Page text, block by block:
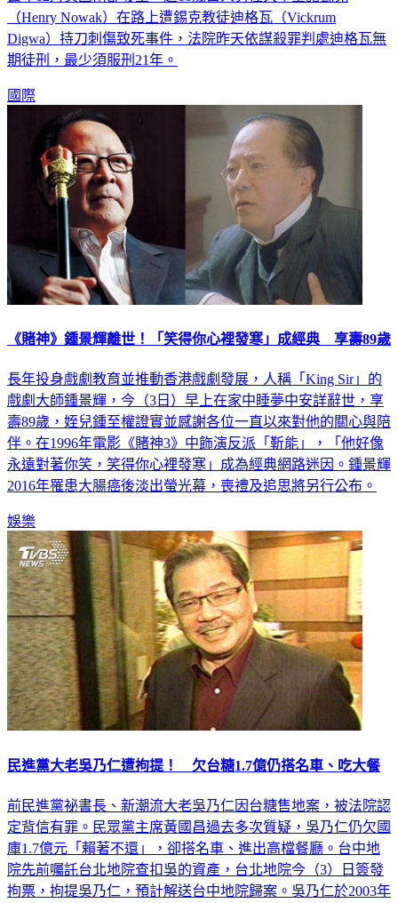
（Henry Nowak）在路上遭錫克教徒迪格瓦（Vickrum
Digwa）持刀刺傷致死事件，法院昨天依謀殺罪判處迪格瓦無
期徒刑，最少須服刑21年。
國際
《賭神》鍾景輝離世！「笑得你心裡發寒」成經典 享壽89歲
長年投身戲劇教育並推動香港戲劇發展，人稱「King Sir」的
戲劇大師鍾景輝，今（3日）早上在家中睡夢中安詳辭世，享
壽89歲，姪兒鍾至權證實並感謝各位一直以來對他的關心與陪
伴。在1996年電影《賭神3》中飾演反派「靳能」，「他好像
永遠對著你笑，笑得你心裡發寒」成為經典網路迷因。鍾景輝
2016年罹患大腸癌後淡出螢光幕，喪禮及追思將另行公布。
娛樂
民進黨大老吳乃仁遭拘提！ 欠台糖1.7億仍搭名車、吃大餐
前民進黨祕書長、新潮流大老吳乃仁因台糖售地案，被法院認
定背信有罪。民眾黨主席黃國昌過去多次質疑，吳乃仁仍欠國
庫1.7億元「賴著不還」，卻搭名車、進出高檔餐廳。台中地
院先前囑託台北地院查扣吳的資產，台北地院今（3）日簽發
拘票，拘提吳乃仁，預計解送台中地院歸案。吳乃仁於2003年